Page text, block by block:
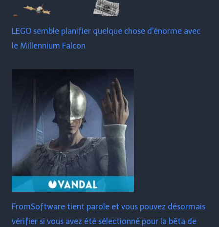
LEGO semble planifier quelque chose d'énorme avec
le Millennium Falcon
FromSoftware tient parole et vous pouvez désormais
vérifier si vous avez été sélectionné pour la bêta de